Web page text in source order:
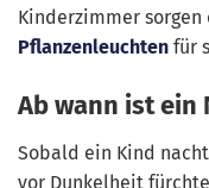
Kinderzimmer sorgen
Pflanzenleuchten für
Ab wann ist
Sobald ein Kind
vor Dunkelheit